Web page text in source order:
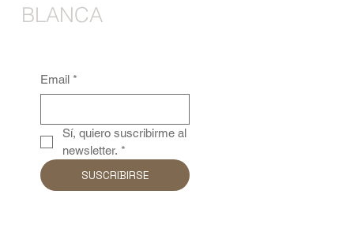
BLANCA
Email *
Sí, quiero suscribirme al
newsletter. *
SUSCRIBIRSE